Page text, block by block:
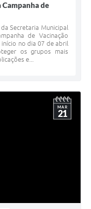
de
Secretaria Municipal
de Vacinação
no dia 07 de abril
os grupos mais
e...
MAR
21